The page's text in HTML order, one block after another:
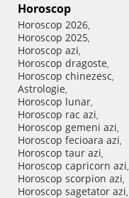
Horoscop
Horoscop 2026,
Horoscop 2025,
Horoscop azi,
Horoscop dragoste,
Horoscop chinezesc,
Astrologie,
Horoscop lunar,
Horoscop rac azi,
Horoscop gemeni azi,
Horoscop fecioara azi,
Horoscop taur azi,
Horoscop capricorn azi,
Horoscop scorpion azi,
Horoscop sagetator azi,